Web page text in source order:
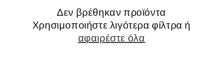
Δεν βρέθηκαν προϊόντα
Χρησιμοποιήστε λιγότερα φίλτρα ή
αφαιρέστε όλα